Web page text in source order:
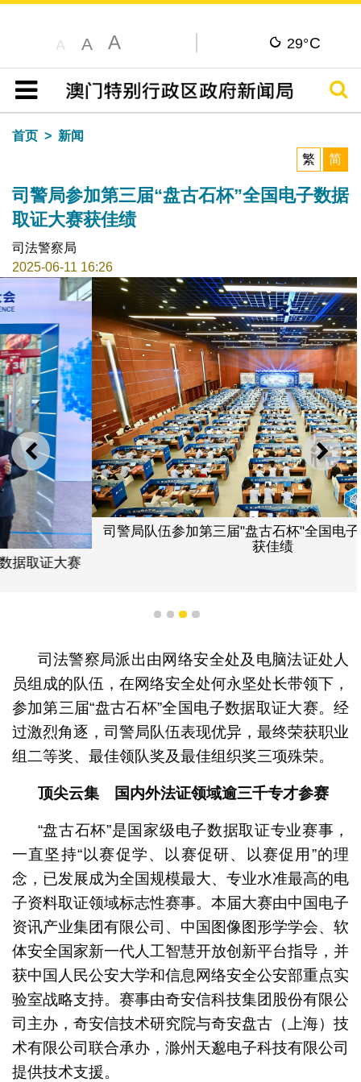
A A A 29°C
目录
搜寻
首页
新闻
繁
简
司警局参加第三届“盘古石杯”全国电子数据
取证大赛获佳绩
司法警察局
2025-06-11 16:26
上一则 下一
司警局队伍参加第三届"盘古石杯"全国电子数据取证大赛
1 2 3 4
司法警察局派出由网络安全处及电脑法证处人
员组成的队伍，在网络安全处何永坚处长带领下，
参加第三届“盘古石杯”全国电子数据取证大赛。经
过激烈角逐，司警局队伍表现优异，最终荣获职业
组二等奖、最佳领队奖及最佳组织奖三项殊荣。
顶尖云集 国内外法证领域逾三千专才参赛
“盘古石杯”是国家级电子数据取证专业赛事，
一直坚持“以赛促学、以赛促研、以赛促用”的理
念，已发展成为全国规模最大、专业水准最高的电
子资料取证领域标志性赛事。本届大赛由中国电子
资讯产业集团有限公司、中国图像图形学学会、软
体安全国家新一代人工智慧开放创新平台指导，并
获中国人民公安大学和信息网络安全公安部重点实
验室战略支持。赛事由奇安信科技集团股份有限公
司主办，奇安信技术研究院与奇安盘古（上海）技
术有限公司联合承办，滁州天邈电子科技有限公司
提供技术支援。